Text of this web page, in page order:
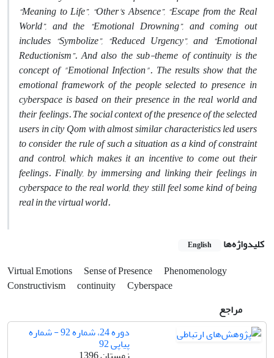
“Meaning to Life”, “Other's Absence”, “Escape from the Real
World”, and the “Emotional Drowning”, and coming out
includes “Symbolize”, “Reduced Urgency”, and “Emotional
Reductionism”. And also the sub-theme of continuity is the
concept of "Emotional Infection". The results show that the
emotional framework of the people selected to presence in
cyberspace is based on their presence in the real world and
their feelings. The social context of the presence of the selected
users in city Qom with almost similar characteristics led users
to consider the rule of such a situation as a kind of constraint
and control, which makes it an incentive to come out their
feelings. Finally, by immersing and linking their feelings in
cyberspace to the real world, they still feel some kind of being
real in the virtual world.
کلیدواژه‌ها English
Virtual Emotions Sense of Presence
Phenomenology
Constructivism
continuity
Cyber‌space
مراجع
دوره 24، شماره 92 - شماره
پیاپی 92